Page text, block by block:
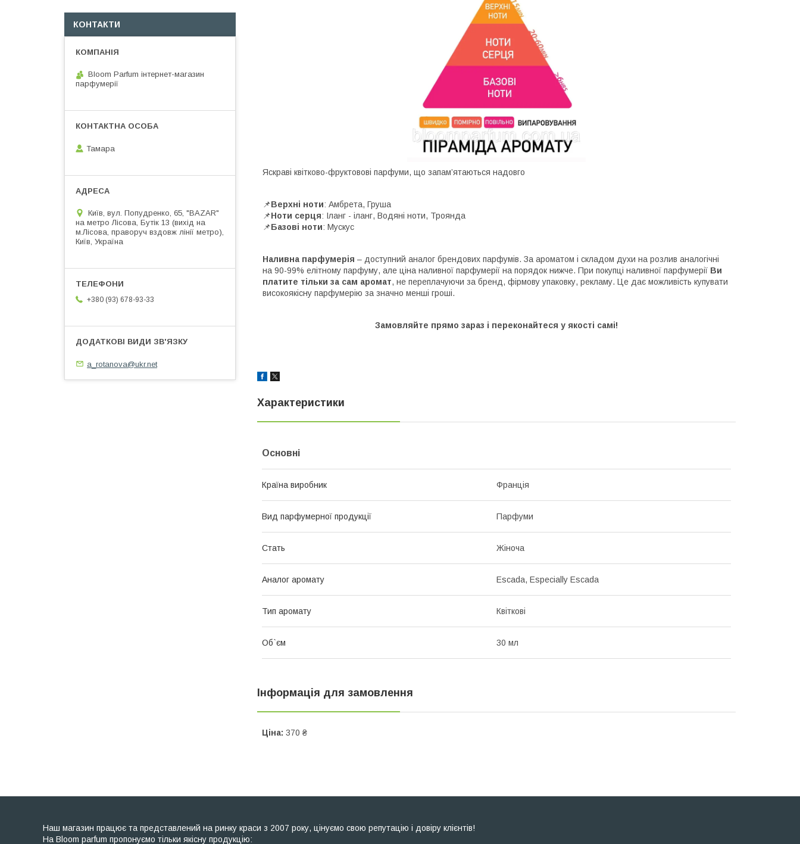
Яскраві квітково-фруктовові парфуми, що запам’ятаються надовго
📌Верхні ноти: Амбрета, Груша
📌Ноти серця: Іланг - іланг, Водяні ноти, Троянда
📌Базові ноти: Мускус
Наливна парфумерія – доступний аналог брендових парфумів. За ароматом і складом духи на розлив аналогічні
на 90-99% елітному парфуму, але ціна наливної парфумерії на порядок нижче. При покупці наливної парфумерії Ви
платите тільки за сам аромат, не переплачуючи за бренд, фірмову упаковку, рекламу. Це дає можливість купувати
високоякісну парфумерію за значно менші гроші.
Замовляйте прямо зараз і переконайтеся у якості самі!
Характеристики
Основні
Країна виробник Франція
Вид парфумерної продукції Парфуми
Стать Жіноча
Аналог аромату Escada, Especially Escada
Тип аромату Квіткові
Об`єм 30 мл
Інформація для замовлення
Ціна: 370 ₴
КОНТАКТИ
Bloom Parfum інтернет-магазин
парфумерії
Тамара
Київ, вул. Попудренко, 65, "BAZAR"
на метро Лісова, Бутік 13 (вихід на
м.Лісова, праворуч вздовж лінії метро),
Київ, Україна
+380 (93) 678-93-33
a_rotanova@ukr.net
Наш магазин працює та представлений на ринку краси з 2007 року, цінуємо свою репутацію і довіру клієнтів!
На Bloom parfum пропонуємо тільки якісну продукцію: